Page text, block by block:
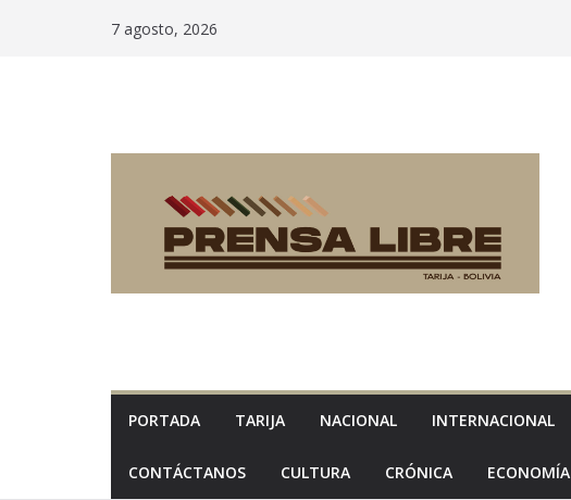
7 agosto, 2026
PORTADA TARIJA NACIONAL INTERNACIONAL
CONTÁCTANOS CULTURA CRÓNICA ECONOMÍA